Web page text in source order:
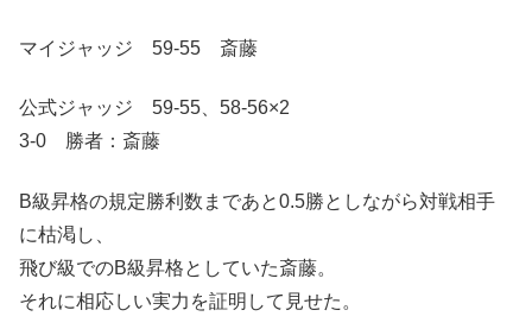
マイジャッジ 59-55 斎藤
公式ジャッジ 59-55、58-56×2
3-0 勝者：斎藤
B級昇格の規定勝利数まであと0.5勝としながら対戦相手
に枯渇し、
飛び級でのB級昇格としていた斎藤。
それに相応しい実力を証明して見せた。